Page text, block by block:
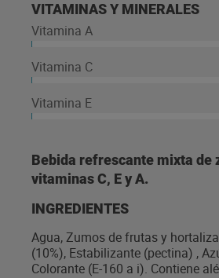
VITAMINAS Y MINERALES
Vitamina A
Vitamina C
Vitamina E
Bebida refrescante mixta de
vitaminas C, E y A.
INGREDIENTES
Agua, Zumos de frutas y
(10%), Estabilizante (pectina) ,
Colorante (E-160 a i). Contiene